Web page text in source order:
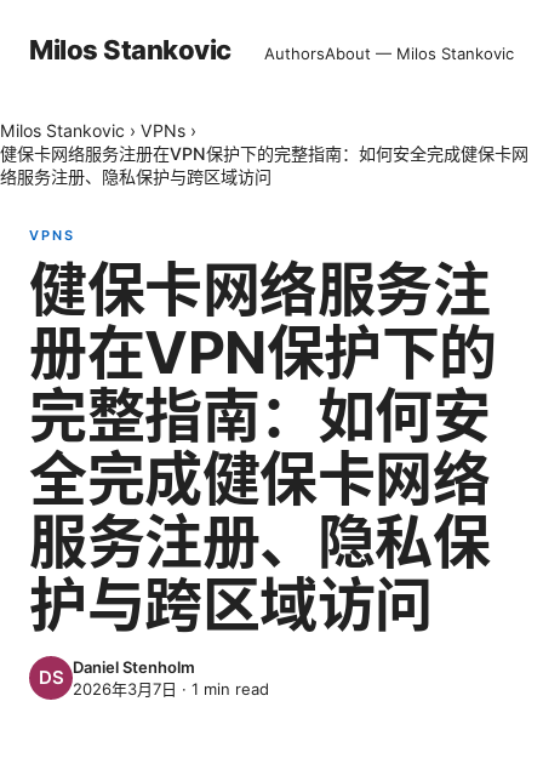
Milos Stankovic AuthorsAbout — Milos Stankovic
Milos Stankovic › VPNs ›
健保卡网络服务注册在VPN保护下的完整指南：如何安全完成健保卡网
络服务注册、隐私保护与跨区域访问
VPNS
健保卡网络服务注
册在VPN保护下的
完整指南：如何安
全完成健保卡网络
服务注册、隐私保
护与跨区域访问
Daniel Stenholm
2026年3月7日 · 1 min read